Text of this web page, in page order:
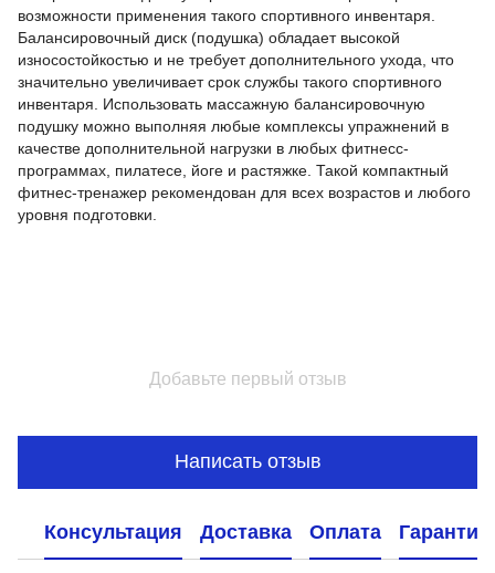
возможности применения такого спортивного инвентаря.
Балансировочный диск (подушка) обладает высокой
износостойкостью и не требует дополнительного ухода, что
значительно увеличивает срок службы такого спортивного
инвентаря. Использовать массажную балансировочную
подушку можно выполняя любые комплексы упражнений в
качестве дополнительной нагрузки в любых фитнесс-
программах, пилатесе, йоге и растяжке. Такой компактный
фитнес-тренажер рекомендован для всех возрастов и любого
уровня подготовки.
Добавьте первый отзыв
Написать отзыв
Консультация Доставка Оплата Гарантия